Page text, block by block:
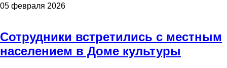
05 февраля 2026
Сотрудники встретились с местным
населением в Доме культуры